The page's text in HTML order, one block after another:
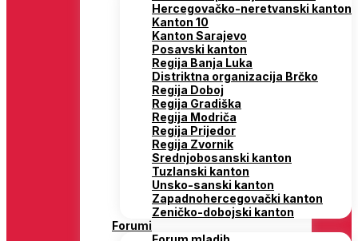
Hercegovačko-neretvanski kanton
Kanton 10
Kanton Sarajevo
Posavski kanton
Regija Banja Luka
Distriktna organizacija Brčko
Regija Doboj
Regija Gradiška
Regija Modriča
Regija Prijedor
Regija Zvornik
Srednjobosanski kanton
Tuzlanski kanton
Unsko-sanski kanton
Zapadnohercegovački kanton
Zeničko-dobojski kanton
Forumi